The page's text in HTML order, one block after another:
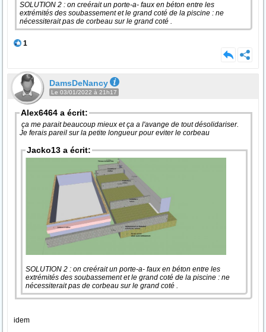
SOLUTION 2 : on creérait un porte-a- faux en béton entre les
extrémités des soubassement et le grand coté de la piscine : ne
nécessiterait pas de corbeau sur le grand coté .
1
DamsDeNancy
Le 03/01/2022 à 21h17
Alex6464 a écrit:
ça me parait beaucoup mieux et ça a l'avange de tout désolidariser.
Je ferais pareil sur la petite longueur pour eviter le corbeau
Jacko13 a écrit:
SOLUTION 2 : on creérait un porte-a- faux en béton entre les
extrémités des soubassement et le grand coté de la piscine : ne
nécessiterait pas de corbeau sur le grand coté .
idem